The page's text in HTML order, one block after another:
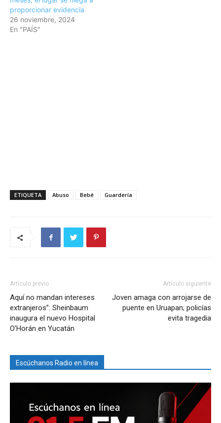
proporcionar evidencia
26 noviembre, 2024
En "PAÍS"
ETIQUETA Abuso Bebé Guardería
Artículo previo
Aquí no mandan intereses
extranjeros”: Sheinbaum
inaugura el nuevo Hospital
O’Horán en Yucatán
Artículo siguiente
Joven amaga con arrojarse de
puente en Uruapan; policías
evita tragedia
Escúchanos Radio en línea